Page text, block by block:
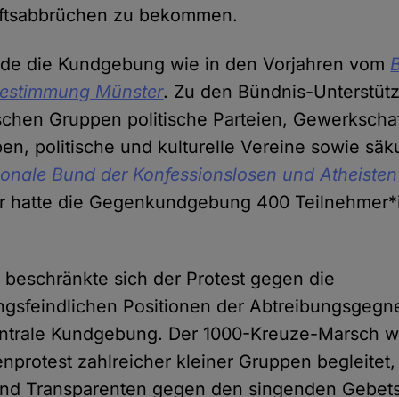
zu bekommen.
die Kundgebung wie in den Vorjahren vom
Münster. Zu den Bündnis-
Gruppen politische Parteien,
politische und kulturelle Vereine sowie
Bund der Konfessionslosen und
hatte die Gegenkundgebung 400
sich der Protest gegen die
Positionen der
Kundgebung. Der 1000-Kreuze-Marsch
zahlreicher kleiner Gruppen
Transparenten gegen den singenden